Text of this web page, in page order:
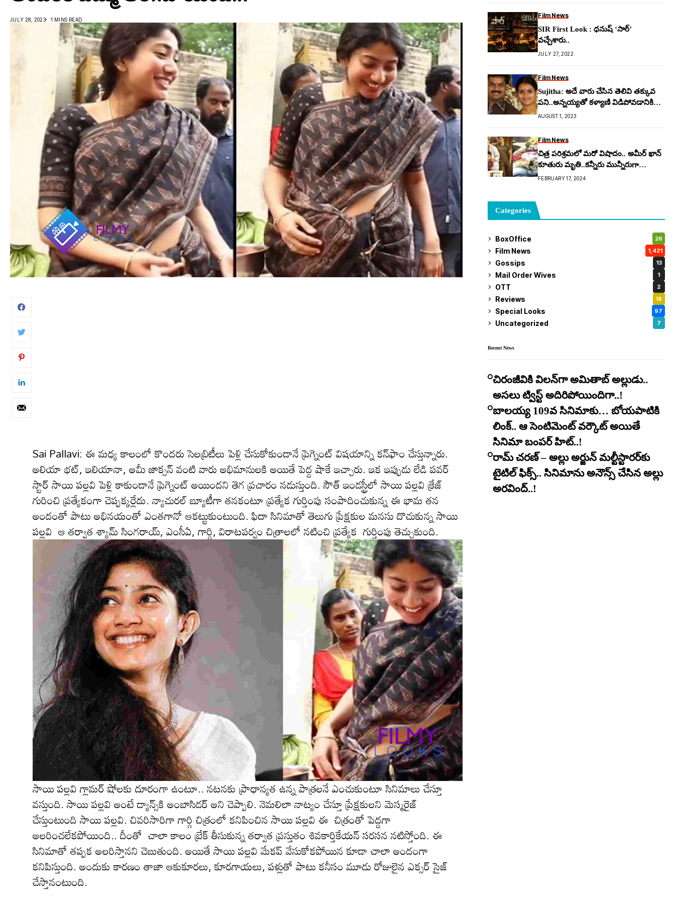
JULY 28, 2023 1 MINS READ
Sai Pallavi: ఈ మ‌ధ్య కాలంలో కొంద‌రు సెల‌బ్రిటీలు పెళ్లి చేసుకోకుండానే ప్రెగ్నెంట్ విష‌యాన్ని క‌న్‌ఫాం చేస్తున్నారు.
అలియా భ‌ట్, ఇలియానా, అమీ జాక్సన్ వంటి వారు అభిమానుల‌కి అయితే పెద్ద షాకే ఇచ్చారు. ఇక ఇప్పుడు లేడి ప‌వర్
స్టార్ సాయి ప‌ల్ల‌వి పెళ్లి కాకుండానే ప్రెగ్నెంట్ అయిందని తెగ ప్ర‌చారం న‌డుస్తుంది. సౌత్ ఇండస్ట్రీలో సాయి పల్లవి క్రేజ్
గురించి ప్ర‌త్యేకంగా చెప్పక్కర్లేదు. న్యాచురల్ బ్యూటీగా తనకంటూ ప్రత్యేక గుర్తింపు సంపాదించుకున్న ఈ భామ త‌న
అందంతో పాటు అభిన‌యంతో ఎంతగానో ఆక‌ట్టుకుంటుంది. ఫిదా సినిమాతో తెలుగు ప్రేక్ష‌కుల‌ మనసు దొచుకున్న సాయి
ప‌ల్ల‌వి ఆ తర్వాత శ్యామ్ సింగరాయ్, ఎంసీఏ, గార్గి, విరాటపర్వం చిత్రాలలో నటించి ప్ర‌త్యేక గుర్తింపు తెచ్చుకుంది.
సాయి ప‌ల్ల‌వి గ్లామర్ షోలకు దూరంగా ఉంటూ.. నటనకు ప్రాధాన్యత ఉన్న పాత్రలనే ఎంచుకుంటూ సినిమాలు చేస్తూ
వ‌స్తుంది. సాయి ప‌ల్ల‌వి అంటే డ్యాన్స్‌కి అంబాసిడ‌ర్ అని చెప్పాలి. నెమ‌లిలా నాట్యం చేస్తూ ప్రేక్ష‌కుల‌ని మెస్మ‌రైజ్
చేస్తుంటుంది సాయి ప‌ల్ల‌వి. చివరిసారిగా గార్గి చిత్రంలో కనిపించిన‌ సాయి పల్లవి ఈ చిత్రంతో పెద్దగా
అల‌రించ‌లేక‌పోయింది.. దీంతో చాలా కాలం బ్రేక్ తీసుకున్న తర్వాత ప్రస్తుతం శివకార్తికేయన్ సరసన నటిస్తోంది. ఈ
సినిమాతో త‌ప్ప‌క అల‌రిస్తాన‌ని చెబుతుంది. అయితే సాయి ప‌ల్ల‌వి మేక‌ప్ వేసుకోక‌పోయిన కూడా చాలా అందంగా
క‌నిపిస్తుంది. అందుకు కార‌ణం తాజా ఆకుకూరలు, కూరగాయలు, పళ్లుతో పాటు కనీసం మూడు రోజులైన ఎక్సర్ సైజ్
చేస్తానంటుంది.
Film News
SIR First Look : ధనుష్ ‘సార్’
వచ్చేశారు..
JULY 27, 2022
Film News
Sujitha: అదే వారు చేసిన తెలివి త‌క్కువ
ప‌ని..అన్న‌య్య‌తో క‌ళ్యాణి విడిపోవ‌డానికి
కార‌ణ‌మిదే…!
AUGUST 1, 2023
Film News
చిత్ర పరిశ్రమలో మరో విషాదం.. అమీర్ ఖాన్
కూతురు మృతి..కన్నీరు మున్నీరుగా
విలపిస్తున్న ఫ్యాన్స్..!
FEBRUARY 17, 2024
Categories
BoxOffice 26
Film News 1,421
Gossips 13
Mail Order Wives 1
OTT 2
Reviews 18
Special Looks 97
Uncategorized 7
Recent News
చిరంజీవికి విలన్‌గా అమితాబ్ అల్లుడు..
అసలు ట్విస్ట్ అదిరిపోయిందిగా..!
బాలయ్య 109వ సినిమాకు… బోయపాటికి
లింక్.. ఆ సెంటిమెంట్ వర్కౌట్ అయితే
సినిమా బంపర్ హిట్..!
రామ్ చరణ్ – అల్లు అర్జున్ మల్టీస్టారర్​కు
టైటిల్ ఫిక్స్.. సినిమాను అనౌన్స్ చేసిన అల్లు
అరవింద్..!